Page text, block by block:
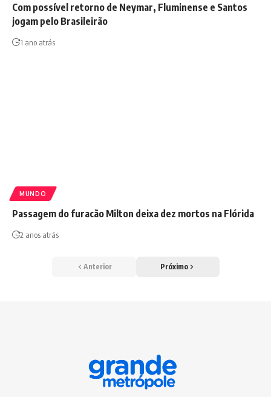
Com possível retorno de Neymar, Fluminense e Santos
jogam pelo Brasileirão
1 ano atrás
MUNDO
Passagem do furacão Milton deixa dez mortos na Flórida
2 anos atrás
Anterior Próximo